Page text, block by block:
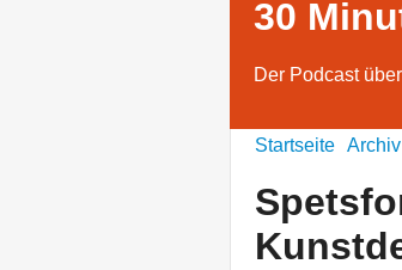
30
Der Podcast
Startseite Archiv